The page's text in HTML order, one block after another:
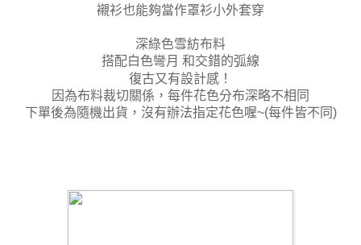
襯衫也能夠當作罩衫小外套穿
深綠色雪紡布料
搭配白色彎月 和交錯的弧線
復古又有設計感！
因為布料裁切關係，每件花色分布深略不相同
下單後為隨機出貨，沒有辦法指定花色喔~(每件皆不同)